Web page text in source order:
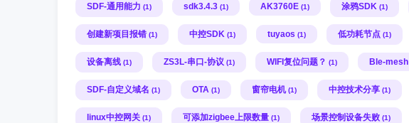
SDF-通用能力 (1) sdk3.4.3 (1) AK3760E (1) 涂鸦SDK (1)
创建新项目报错 (1) 中控SDK (1) tuyaos (1) 低功耗节点 (1)
设备离线 (1) ZS3L-串口-协议 (1) WIFI复位问题？ (1) Ble-mesh
SDF-自定义域名 (1) OTA (1) 窗帘电机 (1) 中控技术分享 (1)
linux中控网关 (1) 可添加zigbee上限数量 (1) 场景控制设备失败 (1)